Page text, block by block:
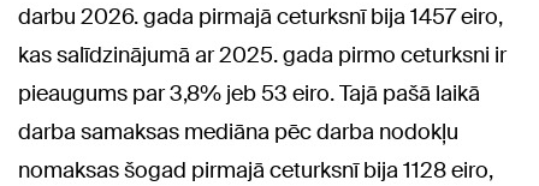
darbu 2026. gada pirmajā ceturksnī bija 1457 eiro,
kas salīdzinājumā ar 2025. gada pirmo ceturksni ir
pieaugums par 3,8% jeb 53 eiro. Tajā pašā laikā
darba samaksas mediāna pēc darba nodokļu
nomaksas šogad pirmajā ceturksnī bija 1128 eiro,